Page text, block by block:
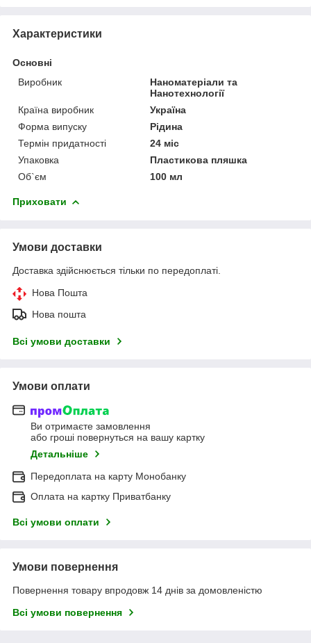
Характеристики
Основні
Виробник
Наноматеріали та
Нанотехнології
Країна виробник
Україна
Форма випуску
Рідина
Термін придатності
24 міс
Упаковка
Пластикова пляшка
Об`єм
100 мл
Приховати
Умови доставки
Доставка здійснюється тільки по передоплаті.
Нова Пошта
Нова пошта
Всі умови доставки
Умови оплати
Ви отримаєте замовлення
або гроші повернуться на вашу картку
Детальніше
Передоплата на карту Монобанку
Оплата на картку Приватбанку
Всі умови оплати
Умови повернення
Повернення товару впродовж 14 днів за домовленістю
Всі умови повернення